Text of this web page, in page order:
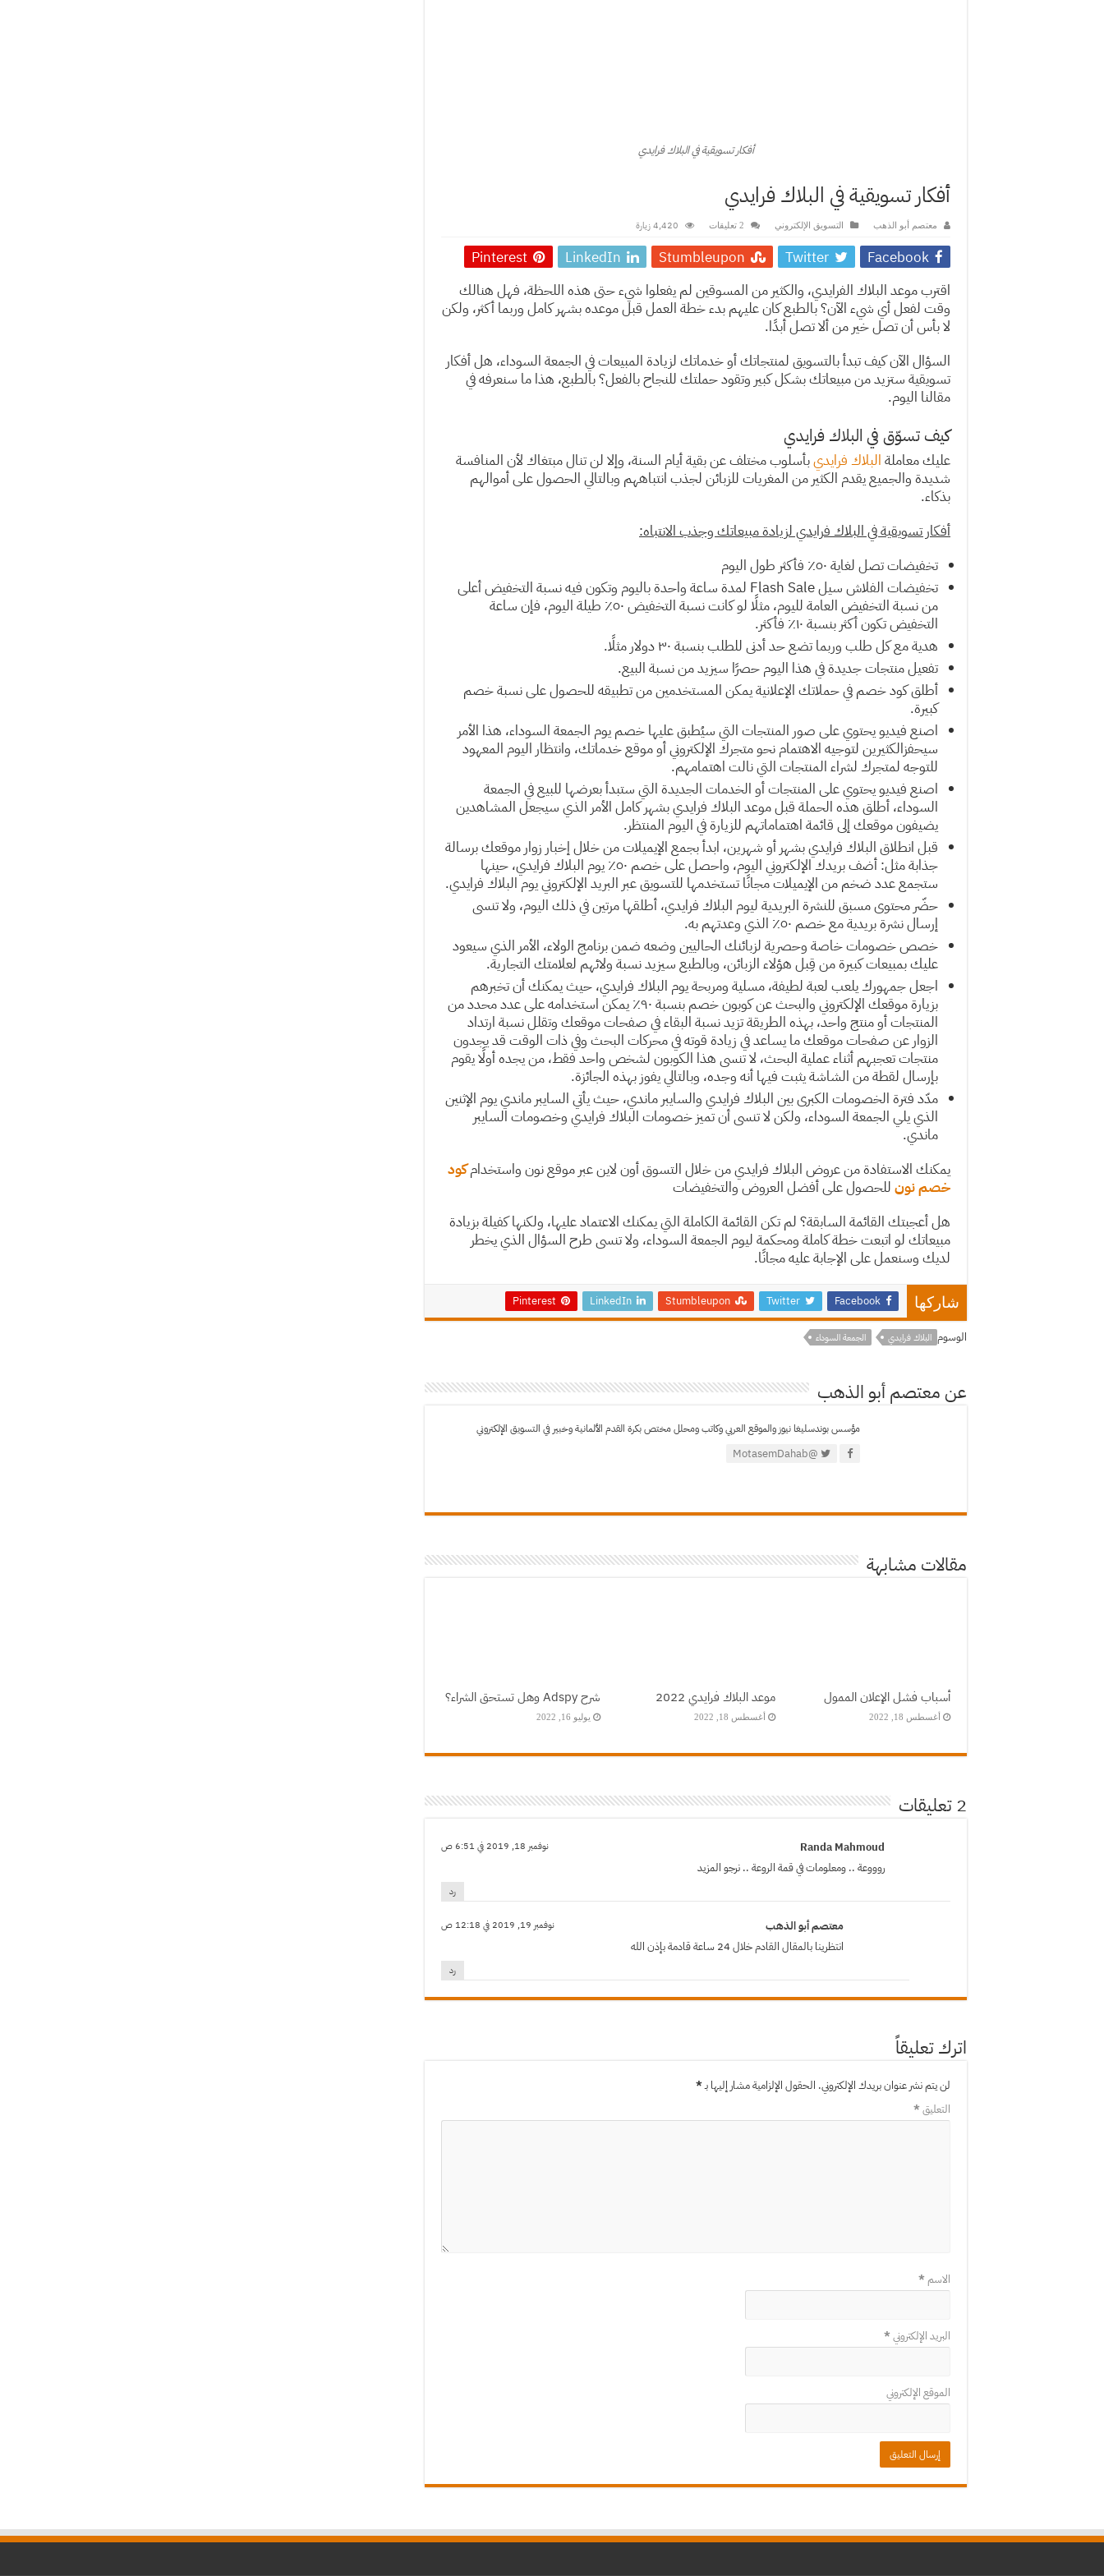
أفكار تسويقية في البلاك فرايدي
أفكار تسويقية في البلاك فرايدي
معتصم أبو الذهب التسويق الإلكتروني 2 تعليقات 4,420 زيارة
Facebook
Twitter
Stumbleupon
LinkedIn
Pinterest
اقترب موعد البلاك الفرايدي، والكثير من المسوقين لم يفعلوا شيء حتى هذه اللحظة، فهل هنالك
وقت لفعل أي شيء الآن؟ بالطبع كان عليهم بدء خطة العمل قبل موعده بشهر كامل وربما أكثر، ولكن
لا بأس أن تصل خير من ألا تصل أبدًا.
السؤال الآن كيف تبدأ بالتسويق لمنتجاتك أو خدماتك لزيادة المبيعات في الجمعة السوداء، هل أفكار
تسويقية ستزيد من مبيعاتك بشكل كبير وتقود حملتك للنجاح بالفعل؟ بالطبع، هذا ما سنعرفه في
مقالنا اليوم.
كيف تسوّق في البلاك فرايدي
عليك معاملة البلاك فرايديبأسلوب مختلف عن بقية أيام السنة، وإلا لن تنال مبتغاك لأن المنافسة
شديدة والجميع يقدم الكثير من المغريات للزبائن لجذب انتباههم وبالتالي الحصول على أموالهم
بذكاء.
أفكار تسويقية في البلاك فرايدي لزيادة مبيعاتك وجذب الانتباه:
تخفيضات تصل لغاية ٥٠٪ فأكثر طول اليوم
تخفيضات الفلاش سيل Flash Sale لمدة ساعة واحدة باليوم وتكون فيه نسبة التخفيض أعلى
من نسبة التخفيض العامة لليوم، مثلًا لو كانت نسبة التخفيض ٥٠٪ طيلة اليوم، فإن ساعة
التخفيض تكون أكثر بنسبة ١٠٪ فأكثر.
هدية مع كل طلب وربما تضع حد أدنى للطلب بنسبة ٣٠ دولار مثلًا.
تفعيل منتجات جديدة في هذا اليوم حصرًا سيزيد من نسبة البيع.
أطلق كود خصم في حملاتك الإعلانية يمكن المستخدمين من تطبيقه للحصول على نسبة خصم
كبيرة.
اصنع فيديو يحتوي على صور المنتجات التي سيُطبق عليها خصم يوم الجمعة السوداء، هذا الأمر
سيحفزالكثيرين لتوجيه الاهتمام نحو متجرك الإلكتروني أو موقع خدماتك، وانتظار اليوم المعهود
للتوجه لمتجرك لشراء المنتجات التي نالت اهتمامهم.
اصنع فيديو يحتوي على المنتجات أو الخدمات الجديدة التي ستبدأ بعرضها للبيع في الجمعة
السوداء، أطلق هذه الحملة قبل موعد البلاك فرايدي بشهر كامل الأمر الذي سيجعل المشاهدين
يضيفون موقعك إلى قائمة اهتماماتهم للزيارة في اليوم المنتظر.
قبل انطلاق البلاك فرايدي بشهر أو شهرين، ابدأ بجمع الإيميلات من خلال إخبار زوار موقعك برسالة
جذابة مثل: أضف بريدك الإلكتروني اليوم، واحصل على خصم ٥٠٪ يوم البلاك فرايدي، حينها
ستجمع عدد ضخم من الإيميلات مجانًا تستخدمها للتسويق عبر البريد الإلكتروني يوم البلاك فرايدي.
حضّر محتوى مسبق للنشرة البريدية ليوم البلاك فرايدي، أطلقها مرتين في ذلك اليوم، ولا تنسى
إرسال نشرة بريدية مع خصم ٥٠٪ الذي وعدتهم به.
خصص خصومات خاصة وحصرية لزبائنك الحاليين وضعه ضمن برنامج الولاء، الأمر الذي سيعود
عليك بمبيعات كبيرة من قِبل هؤلاء الزبائن، وبالطبع سيزيد نسبة ولائهم لعلامتك التجارية.
اجعل جمهورك يلعب لعبة لطيفة، مسلية ومربحة يوم البلاك فرايدي، حيث يمكنك أن تخبرهم
بزيارة موقعك الإلكتروني والبحث عن كوبون خصم بنسبة ٩٠٪ يمكن استخدامه على عدد محدد من
المنتجات أو منتج واحد، بهذه الطريقة تزيد نسبة البقاء في صفحات موقعك وتقلل نسبة ارتداد
الزوار عن صفحات موقعك ما يساعد في زيادة قوته في محركات البحث وفي ذات الوقت قد يجدون
منتجات تعجبهم أثناء عملية البحث، لا تنسى هذا الكوبون لشخص واحد فقط، من يجده أولًا يقوم
بإرسال لقطة من الشاشة يثبت فيها أنه وجده، وبالتالي يفوز بهذه الجائزة.
مدّد فترة الخصومات الكبرى بين البلاك فرايدي والسايبر ماندي، حيث يأتي السايبر ماندي يوم الإثنين
الذي يلي الجمعة السوداء، ولكن لا تنسى أن تميز خصومات البلاك فرايدي وخصومات السايبر
ماندي.
يمكنك الاستفادة من عروض البلاك فرايدي من خلال التسوق أون لاين عبر موقع نون واستخدامكود
خصم نون للحصول على أفضل العروض والتخفيضات
هل أعجبتك القائمة السابقة؟ لم تكن القائمة الكاملة التي يمكنك الاعتماد عليها، ولكنها كفيلة بزيادة
مبيعاتك لو اتبعت خطة كاملة ومحكمة ليوم الجمعة السوداء، ولا تنسى طرح السؤال الذي يخطر
لديك وسنعمل على الإجابة عليه مجانًا.
شاركها Facebook
Twitter
Stumbleupon
LinkedIn
Pinterest
الوسوم البلاك فرايدي الجمعة السوداء
عن معتصم أبو الذهب
مؤسس بوندسليغا نيوز والموقع العربي وكاتب ومحلل مختص بكرة القدم الألمانية وخبير في التسويق الإلكتروني
@MotasemDahab
مقالات مشابهة
أسباب فشل الإعلان الممول
أغسطس 18, 2022
موعد البلاك فرايدي 2022
أغسطس 18, 2022
شرح Adspy وهل تستحق الشراء؟
يوليو 16, 2022
2 تعليقات
Randa Mahmoud نوفمبر 18, 2019 في 6:51 ص
روووعة .. ومعلومات في قمة الروعة .. نرجو المزيد
رد
معتصم أبو الذهب نوفمبر 19, 2019 في 12:18 ص
انتظرينا بالمقال القادم خلال 24 ساعة قادمة بإذن الله
رد
اترك تعليقاً
لن يتم نشر عنوان بريدك الإلكتروني. الحقول الإلزامية مشار إليها بـ*
التعليق*
الاسم*
البريد الإلكتروني*
الموقع الإلكتروني